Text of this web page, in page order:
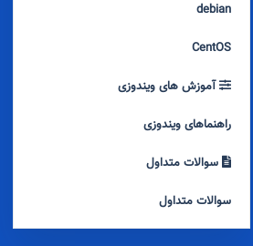
debian
CentOS
آموزش های ویندوزی
راهنماهای ویندوزی
سوالات متداول
سوالات متداول